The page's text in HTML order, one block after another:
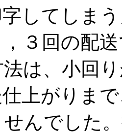
してしま
３回の配
は、小回
上がりま
んでした